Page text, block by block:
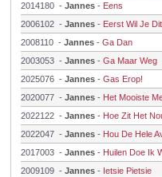
2014180 - Jannes - Eens
2006102 - Jannes - Eerst Wil Je Dit
2008110 - Jannes - Ga Dan
2003053 - Jannes - Ga Maar Weg
2025076 - Jannes - Gas Erop!
2020077 - Jannes - Het Mooiste
2022122 - Jannes - Hoe Zit Het
2022047 - Jannes - Hou De Hele
2017003 - Jannes - Huilen Doe Ik
2009109 - Jannes - Ietsie Pietsie